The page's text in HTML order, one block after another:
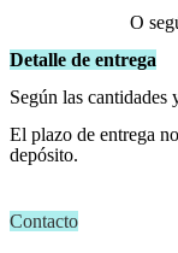
O
Detalle de entrega
Según las cantidades
El plazo de entrega
depósito.
Contacto